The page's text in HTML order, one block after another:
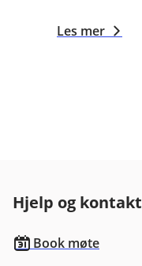
Les mer
Hjelp og kontakt
Book møte